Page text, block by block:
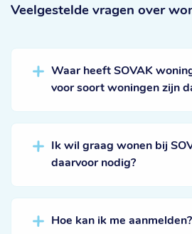
Veelgestelde vragen over
Waar heeft SOVAK
voor soort woningen zijn
Ik wil graag wonen bij
daarvoor nodig?
Hoe kan ik me aanmelden?